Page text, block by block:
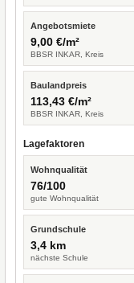
Angebotsmiete
9,00 €/m²
BBSR INKAR, Kreis
Baulandpreis
113,43 €/m²
BBSR INKAR, Kreis
Lagefaktoren
Wohnqualität
76/100
gute Wohnqualität
Grundschule
3,4 km
nächste Schule